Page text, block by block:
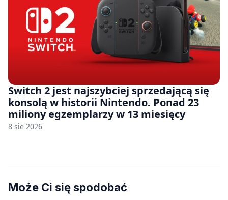
Switch 2 jest najszybciej sprzedającą się
konsolą w historii Nintendo. Ponad 23
miliony egzemplarzy w 13 miesięcy
8 sie 2026
Może Ci się spodobać